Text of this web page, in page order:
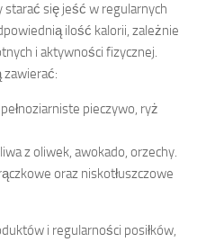
starać się jeść w regularnych
ilość kalorii, zależnie
i aktywności fizycznej.
zawierać:
pieczywo, ryż
z oliwek, awokado, orzechy.
oraz niskotłuszczowe
i regularności posiłków,